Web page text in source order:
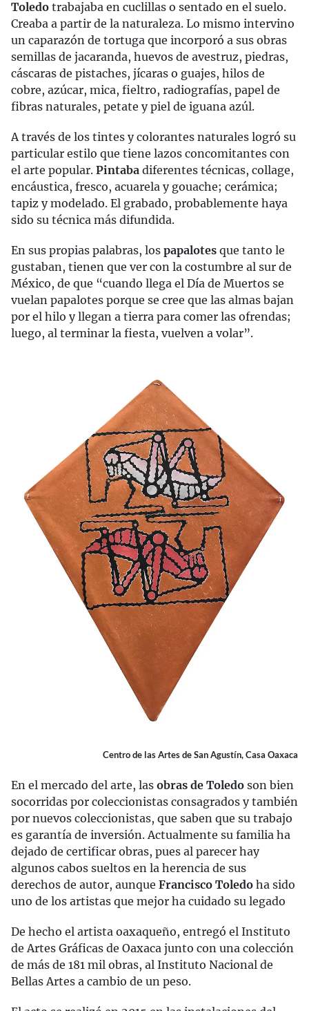
Toledo trabajaba en cuclillas o sentado en el suelo.
Creaba a partir de la naturaleza. Lo mismo intervino
un caparazón de tortuga que incorporó a sus obras
semillas de jacaranda, huevos de avestruz, piedras,
cáscaras de pistaches, jícaras o guajes, hilos de
cobre, azúcar, mica, fieltro, radiografías, papel de
fibras naturales, petate y piel de iguana azúl.
A través de los tintes y colorantes naturales logró su
particular estilo que tiene lazos concomitantes con
el arte popular. Pintaba diferentes técnicas, collage,
encáustica, fresco, acuarela y gouache; cerámica;
tapiz y modelado. El grabado, probablemente haya
sido su técnica más difundida.
En sus propias palabras, los papalotes que tanto le
gustaban, tienen que ver con la costumbre al sur de
México, de que “cuando llega el Día de Muertos se
vuelan papalotes porque se cree que las almas bajan
por el hilo y llegan a tierra para comer las ofrendas;
luego, al terminar la fiesta, vuelven a volar”.
Centro de las Artes de San Agustín, Casa Oaxaca
En el mercado del arte, las obras de Toledo son bien
socorridas por coleccionistas consagrados y también
por nuevos coleccionistas, que saben que su trabajo
es garantía de inversión. Actualmente su familia ha
dejado de certificar obras, pues al parecer hay
algunos cabos sueltos en la herencia de sus
derechos de autor, aunque Francisco Toledo ha sido
uno de los artistas que mejor ha cuidado su legado
De hecho el artista oaxaqueño, entregó el Instituto
de Artes Gráficas de Oaxaca junto con una colección
de más de 181 mil obras, al Instituto Nacional de
Bellas Artes a cambio de un peso.